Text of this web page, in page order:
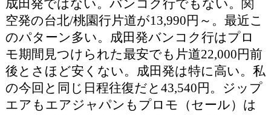
成田発ではない。バンコク行でもない。関
空発の台北/桃園行片道が13,990円～。最近こ
のパターン多い。成田発バンコク行はプロ
モ期間見つけられた最安でも片道22,000円前
後とさほど安くない。成田発は特に高い。私
の今回と同じ日程往復だと43,540円。ジップ
エアもエアジャパンもプロモ（セール）は